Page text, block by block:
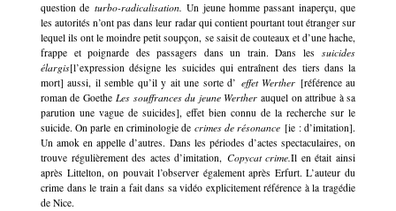
question de turbo-radicalisation. Un jeune homme passant inaperçu, que
les autorités n’ont pas dans leur radar qui contient pourtant tout étranger sur
lequel ils ont le moindre petit soupçon, se saisit de couteaux et d’une hache,
frappe et poignarde des passagers dans un train. Dans les suicides
élargis[l’expression désigne les suicides qui entraînent des tiers dans la
mort] aussi, il semble qu’il y ait une sorte d’ effet Werther [référence au
roman de GoetheLes souffrances du jeune Wertherauquel on attribue à sa
parution une vague de suicides], effet bien connu de la recherche sur le
suicide. On parle en criminologie decrimes de résonance [ie : d’imitation].
Un amok en appelle d’autres. Dans les périodes d’actes spectaculaires, on
trouve régulièrement des actes d’imitation, Copycat crime.Il en était ainsi
après Littelton, on pouvait l’observer également après Erfurt. L’auteur du
crime dans le train a fait dans sa vidéo explicitement référence à la tragédie
de Nice.